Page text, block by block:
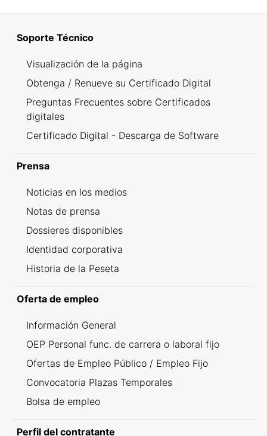
Soporte Técnico
Visualización de la página
Obtenga / Renueve su Certificado Digital
Preguntas Frecuentes sobre Certificados
digitales
Certificado Digital - Descarga de Software
Prensa
Noticias en los medios
Notas de prensa
Dossieres disponibles
Identidad corporativa
Historia de la Peseta
Oferta de empleo
Información General
OEP Personal func. de carrera o laboral fijo
Ofertas de Empleo Público / Empleo Fijo
Convocatoria Plazas Temporales
Bolsa de empleo
Perfil del contratante